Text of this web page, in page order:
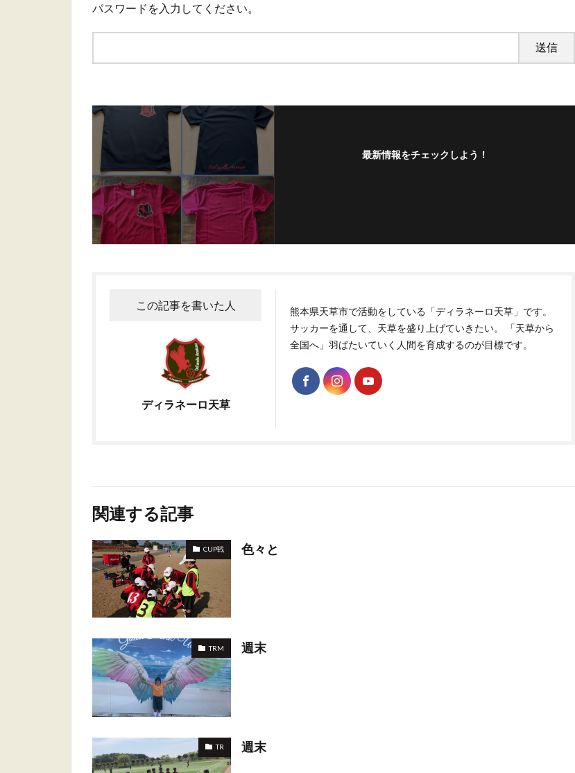
パスワードを入力してください。
最新情報をチェックしよう！
この記事を書いた人
ディラネーロ天草
熊本県天草市で活動をしている「ディラネーロ天草」です。
サッカーを通して、天草を盛り上げていきたい。 「天草から
全国へ」羽ばたいていく人間を育成するのが目標です。
関連する記事
CUP戦 色々と
TRM 週末
TR 週末